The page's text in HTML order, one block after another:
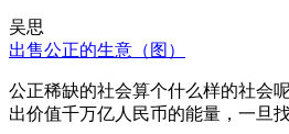
吴思
出售公正的生意（图）
公正稀缺的社会算个什么样的社会
出价值千万亿人民币的能量，一旦